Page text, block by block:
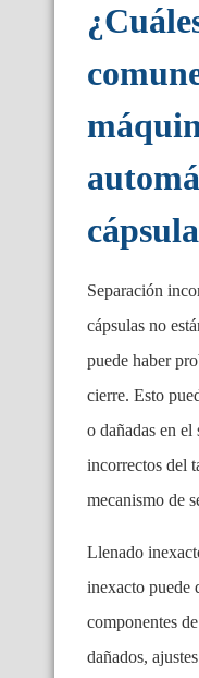
Separación
cápsulas no
puede haber
cierre. Esto
o dañadas en el
incorrectos del
mecanismo de
Llenado
inexacto puede
componentes
dañados,